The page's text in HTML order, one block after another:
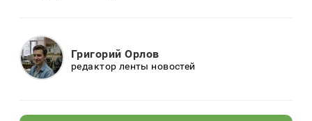
Григорий Орлов
редактор ленты новостей